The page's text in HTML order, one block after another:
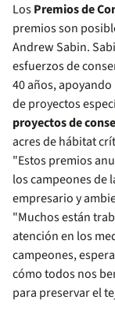
LosPremios de
premios son
Andrew Sabin.
esfuerzos de
40 años,
de proyectos
proyectos de
acres de hábitat
"Estos premios
los campeones de
empresario y
"Muchos están
atención en los
campeones,
cómo todos nos
para preservar el